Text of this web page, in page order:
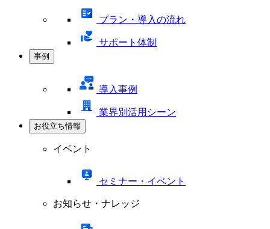
プラン・導入の流れ
サポート体制
事例
導入事例
業界別活用シーン
お役立ち情報
イベント
セミナー・イベント
お知らせ・ナレッジ